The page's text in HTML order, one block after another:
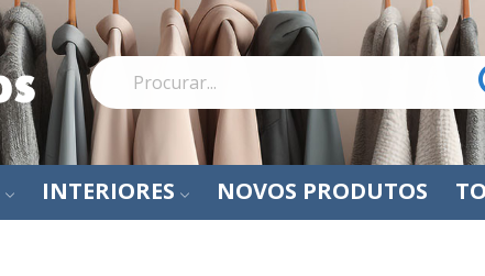
INTERIORES NOVOS PRODUTOS